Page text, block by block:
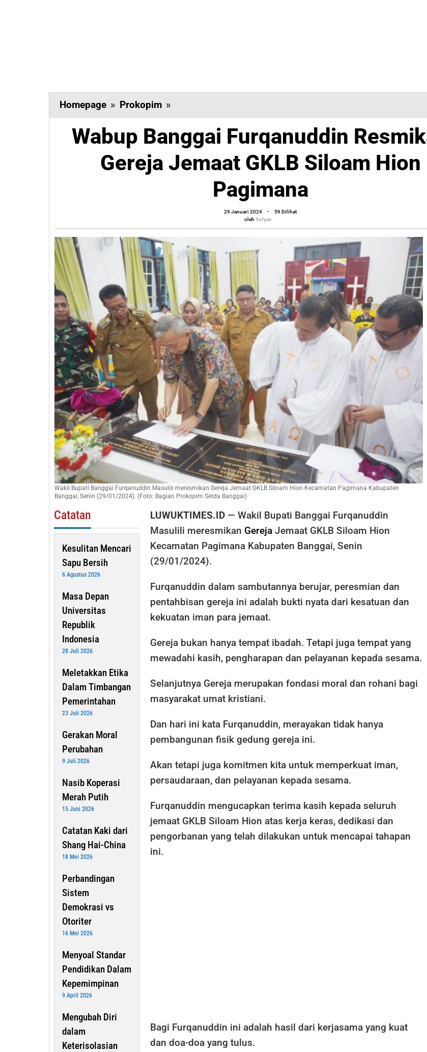
Homepage » Prokopim »
Banggai
Furqanuddin
Resmikan
Gereja
Pagimana
Wabup Banggai Furqanuddin
Gereja Jemaat GKLB Siloam Hion
Pagimana
29 Januari 2024
oleh
Sofyan
-
59 Dilihat
oleh Sofyan
Wakil Bupati Banggai Furqanuddin Masulili meresmikan Gereja Jemaat GKLB Siloam Hion Kecamatan Pagimana Kabupaten
Banggai, Senin (29/01/2024). (Foto: Bagian Prokopim Setda Banggai)
Catatan
Kesulitan Mencari
Sapu Bersih
6 Agustus 2026
Masa Depan
Universitas
Republik
Indonesia
28 Juli 2026
Meletakkan Etika
Dalam Timbangan
Pemerintahan
23 Juli 2026
Gerakan Moral
Perubahan
9 Juli 2026
Nasib Koperasi
Merah Putih
15 Juni 2026
Catatan Kaki dari
Shang Hai-China
18 Mei 2026
Perbandingan
Sistem
Demokrasi vs
Otoriter
16 Mei 2026
Menyoal Standar
Pendidikan Dalam
Kepemimpinan
9 April 2026
Mengubah Diri
dalam
Keterisolasian
LUWUKTIMES.ID— Wakil Bupati Banggai Furqanuddin
Masulili meresmikan GerejaJemaat GKLB Siloam Hion
Kecamatan Pagimana Kabupaten Banggai, Senin
(29/01/2024).
Furqanuddin dalam sambutannya berujar, peresmian dan
pentahbisan gereja ini adalah bukti nyata dari kesatuan dan
kekuatan iman para jemaat.
Gereja bukan hanya tempat ibadah. Tetapi juga tempat yang
mewadahi kasih, pengharapan dan pelayanan kepada sesama.
Selanjutnya Gereja merupakan fondasi moral dan rohani bagi
masyarakat umat kristiani.
Dan hari ini kata Furqanuddin, merayakan tidak hanya
pembangunan fisik gedung gereja ini.
Akan tetapi juga komitmen kita untuk memperkuat iman,
persaudaraan, dan pelayanan kepada sesama.
Furqanuddin mengucapkan terima kasih kepada seluruh
jemaat GKLB Siloam Hion atas kerja keras, dedikasi dan
pengorbanan yang telah dilakukan untuk mencapai tahapan
ini.
Bagi Furqanuddin ini adalah hasil dari kerjasama yang kuat
dan doa-doa yang tulus.